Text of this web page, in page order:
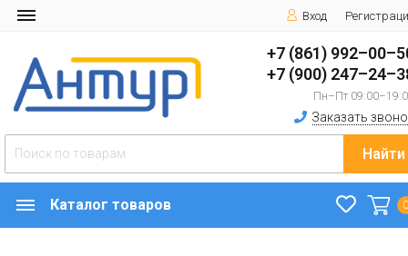
Вход
+7 (861)
+7 (900)
Пн–Пт
Заказать
Найти
Каталог товаров